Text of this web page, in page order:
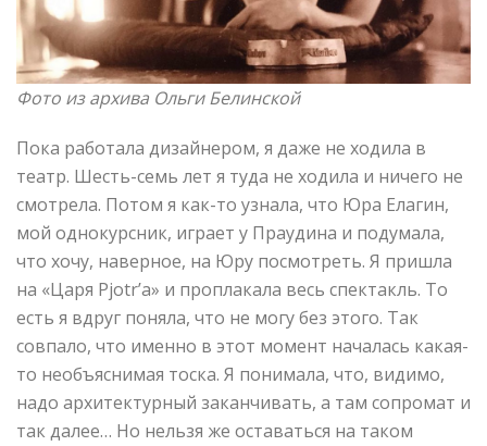
Фото из архива Ольги Белинской
Пока работала дизайнером, я даже не ходила в
театр. Шесть-семь лет я туда не ходила и ничего не
смотрела. Потом я как-то узнала, что Юра Елагин,
мой однокурсник, играет у Праудина и подумала,
что хочу, наверное, на Юру посмотреть. Я пришла
на «Царя Pjotr’а» и проплакала весь спектакль. То
есть я вдруг поняла, что не могу без этого. Так
совпало, что именно в этот момент началась какая-
то необъяснимая тоска. Я понимала, что, видимо,
надо архитектурный заканчивать, а там сопромат и
так далее… Но нельзя же оставаться на таком